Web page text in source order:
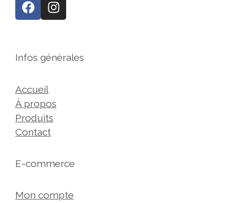
Infos générales
Accueil
À propos
Produits
Contact
E-commerce
Mon compte